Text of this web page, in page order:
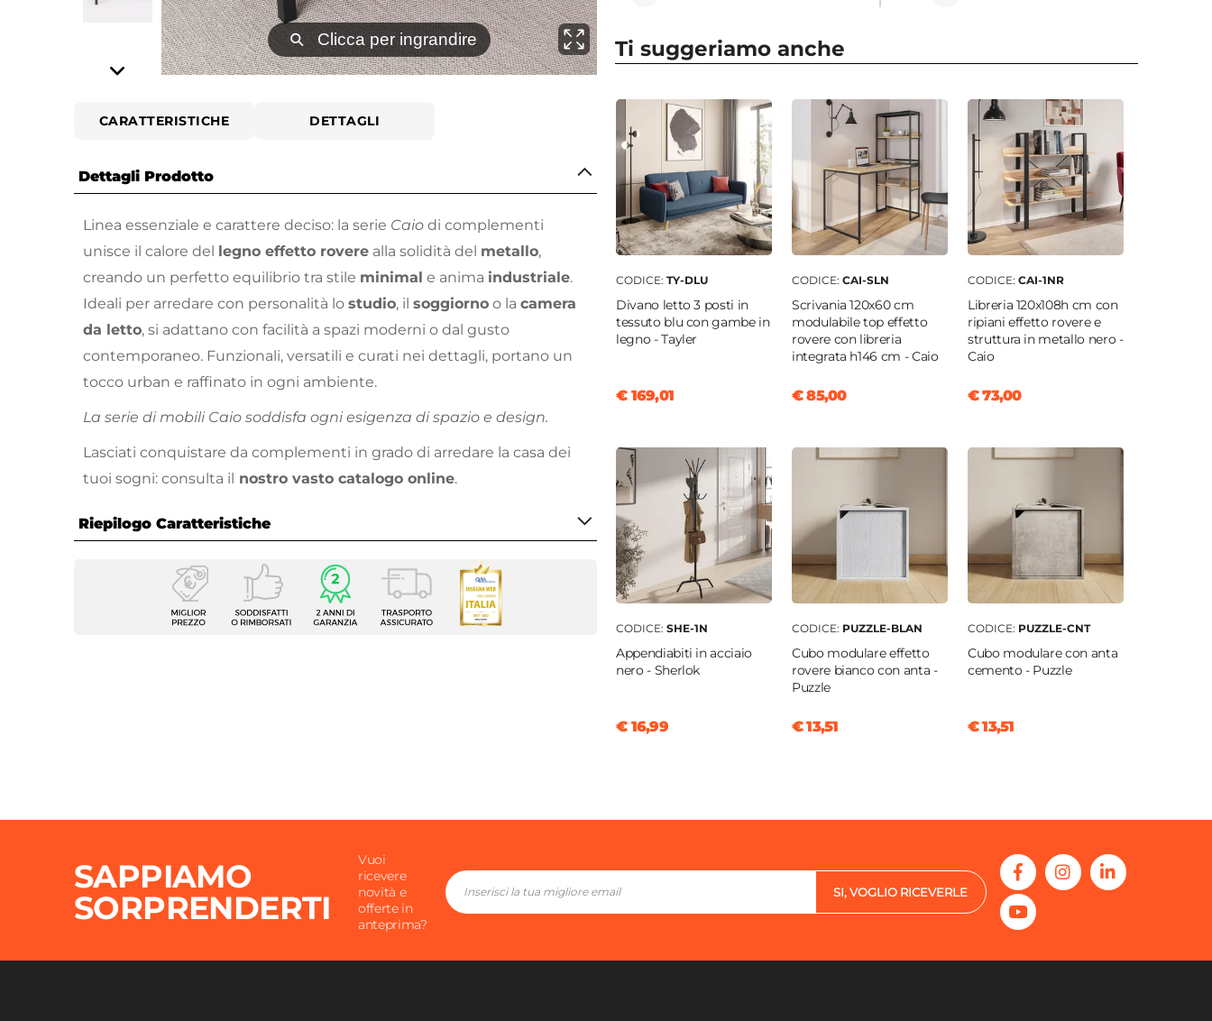
⚲ Clicca per ingrandire ⚲ Clicca per ingrandire
CARATTERISTICHE DETTAGLI
Dettagli Prodotto
Linea essenziale e carattere deciso: la serie Caio di complementi
unisce il calore del
legno effetto rovere alla solidità del metallo,
creando un perfetto equilibrio tra stile minimal e anima industriale.
Ideali per arredare con personalità lo studio, il soggiorno o la camera
da letto, si adattano con facilità a spazi moderni o dal gusto
contemporaneo. Funzionali, versatili e curati nei dettagli, portano un
tocco urban e raffinato in ogni ambiente.
La serie di mobili Caio soddisfa ogni esigenza di spazio e design.
Lasciati conquistare da complementi in grado di arredare la casa dei
tuoi sogni: consulta il nostro vasto catalogo online.
Riepilogo Caratteristiche
Caratteristiche
Tavolino
Caio
Ti suggeriamo anche
CODICE: TY-DLU
Divano letto 3 posti in
tessuto blu con gambe in
legno - Tayler
€ 169,01
CODICE: CAI-SLN
Scrivania 120x60 cm
modulabile top effetto
rovere con libreria
integrata h146 cm - Caio
€ 85,00
CODICE: CAI-1NR
Libreria 120x108h cm con
ripiani effetto rovere e
struttura in metallo nero -
Caio
€ 73,00
CODICE: SHE-1N
Appendiabiti in acciaio
nero - Sherlok
€ 16,99
CODICE: PUZZLE-BLAN
Cubo modulare effetto
rovere bianco con anta -
Puzzle
€ 13,51
CODICE: PUZZLE-CNT
Cubo modulare con anta
cemento - Puzzle
€ 13,51
SAPPIAMO
SORPRENDERTI
Vuoi
ricevere
novità e
offerte in
anteprima?
SI, VOGLIO RICEVERLE